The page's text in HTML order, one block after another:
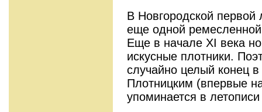
В Новгородской первой
еще одной
Еще в начале XI века
искусные плотники.
случайно целый конец
Плотницким (впервые
упоминается в